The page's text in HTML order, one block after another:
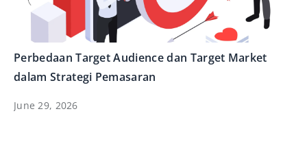
Perbedaan Target Audience dan Target Market
dalam Strategi Pemasaran
June 29, 2026